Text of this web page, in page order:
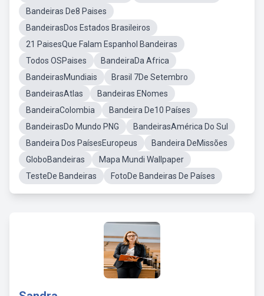
Bandeiras De8 Paises
BandeirasDos Estados Brasileiros
21 PaisesQue Falam Espanhol Bandeiras
Todos OSPaises
BandeiraDa Africa
BandeirasMundiais
Brasil 7De Setembro
BandeirasAtlas
Bandeiras ENomes
BandeiraColombia
Bandeira De10 Países
BandeirasDo Mundo PNG
BandeirasAmérica Do Sul
Bandeira Dos PaísesEuropeus
Bandeira DeMissões
GloboBandeiras
Mapa Mundi Wallpaper
TesteDe Bandeiras
FotoDe Bandeiras De Países